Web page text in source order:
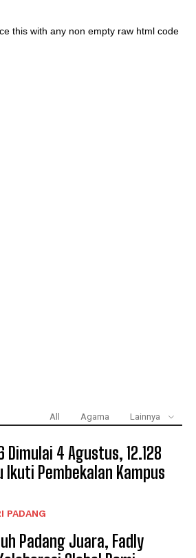
this with any non empty raw html code
All Agama Lainnya
Dimulai 4 Agustus, 12.128
Ikuti Pembekalan Kampus
PADANG
Padang Juara, Fadly